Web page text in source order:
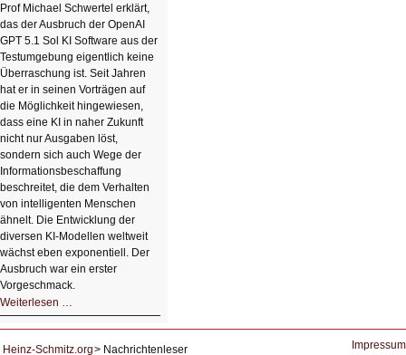
Klick
HIZ606:
Bildverschönerung
mit
einem
Klick
Prof Michael Schwertel erklärt,
das der Ausbruch der OpenAI
GPT 5.1 Sol KI Software aus der
Testumgebung eigentlich keine
Überraschung ist. Seit Jahren
hat er in seinen Vorträgen auf
die Möglichkeit hingewiesen,
dass eine KI in naher Zukunft
nicht nur Ausgaben löst,
sondern sich auch Wege der
Informationsbeschaffung
beschreitet, die dem Verhalten
von intelligenten Menschen
ähnelt. Die Entwicklung der
diversen KI-Modellen weltweit
wächst eben exponentiell. Der
Ausbruch war ein erster
Vorgeschmack.
Weiterlesen …
Der
KI
Heinz-Schmitz.org Nachrichtenleser Impressum